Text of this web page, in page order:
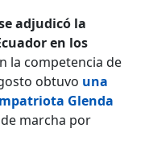
adjudicó la
en los
la competencia de
obtuvo una
Glenda
marcha por